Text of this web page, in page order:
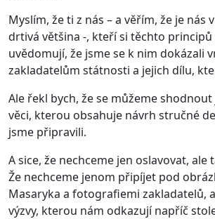
Myslím, že ti z nás – a věřím, že je nás
drtivá většina -, kteří si těchto principů
uvědomují, že jsme se k nim dokázali
zakladatelům státnosti a jejich dílu,
Ale řekl bych, že se můžeme
věci, kterou obsahuje návrh stručné
jsme připravili.
A sice, že nechceme jen oslavovat, ale
Že nechceme jenom připíjet pod
Masaryka a fotografiemi zakladatelů,
výzvy, kterou nám odkazují napříč